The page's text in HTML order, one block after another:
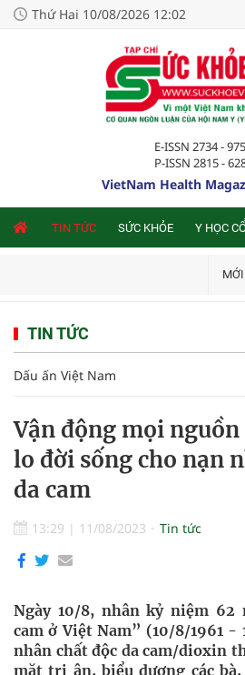
Thứ Hai 10/08/2026 12:02
E-ISSN 2734 -
P-ISSN 2815 -
VietNam Health
TIN TỨC SỨC KHỎE Y HỌC
TIN TỨC
Dấu ấn Việt Nam
Vận động mọi nguồn
lo đời sống cho nạn
da cam
13:29 | 11/08/2023 Tin tức
Ngày 10/8, nhân kỷ niệm 62
cam ở Việt Nam” (10/8/1961 -
nhân chất độc da cam/dioxin
mặt tri ân, biểu dương các